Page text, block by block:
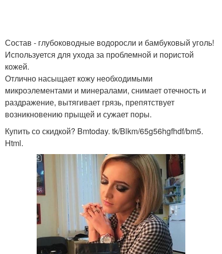
Состав - глубоководные водоросли и бамбуковый уголь!
Используется для ухода за проблемной и пористой
кожей.
Отлично насыщает кожу необходимыми
микроэлементами и минералами, снимает отечность и
раздражение, вытягивает грязь, препятствует
возникновению прыщей и сужает поры.
Купить со скидкой? Bmtoday. tk/Blkm/65g56hgfhdf/bm5.
Html.